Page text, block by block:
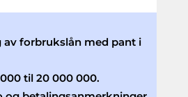
av forbrukslån med pant i
til 20 000 000.